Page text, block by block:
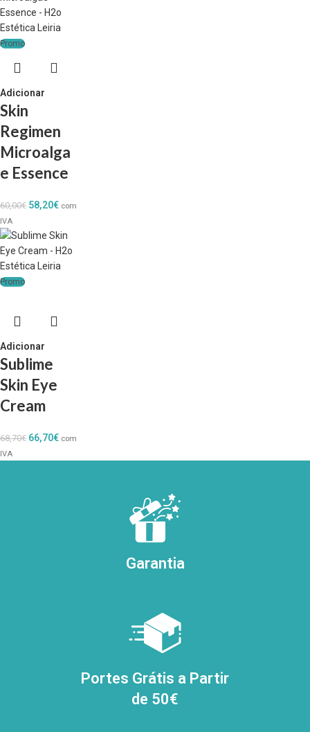
Promo
Adicionar
Skin
Regimen
Microalga
e Essence
60,00€ 58,20€ com
IVA
Promo
Adicionar
Sublime
Skin Eye
Cream
68,70€ 66,70€ com
IVA
Garantia
Portes Grátis a Partir
de 50€